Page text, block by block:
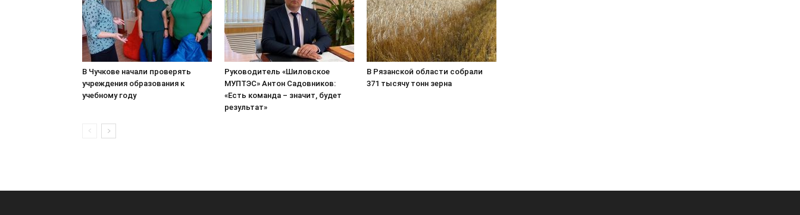
В Чучкове начали проверять
учреждения образования к
учебному году
Руководитель «Шиловское
МУПТЭС» Антон Садовников:
«Есть команда – значит, будет
результат»
В Рязанской области собрали
371 тысячу тонн зерна